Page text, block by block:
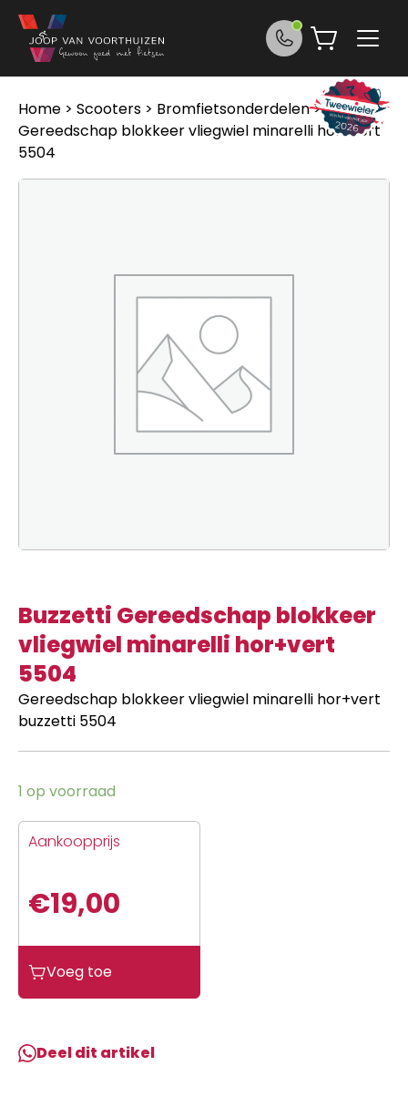
Ga naar de inhoud
Home > Scooters > Bromfietsonderdelen> Buzzetti
Gereedschap blokkeer vliegwiel minarelli hor+vert
5504
Buzzetti Gereedschap blokkeer
vliegwiel minarelli hor+vert
5504
Gereedschap blokkeer vliegwiel minarelli hor+vert
buzzetti 5504
1 op voorraad
Aankoopprijs
€19,00
Gereedschap
blokkeer
minarelli
hor+vert
Voeg toe
Deel dit artikel